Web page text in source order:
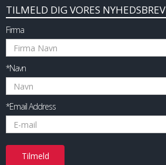
TILMELD DIG VORES NYHEDSBREV
Firma
*Navn
*Email Address